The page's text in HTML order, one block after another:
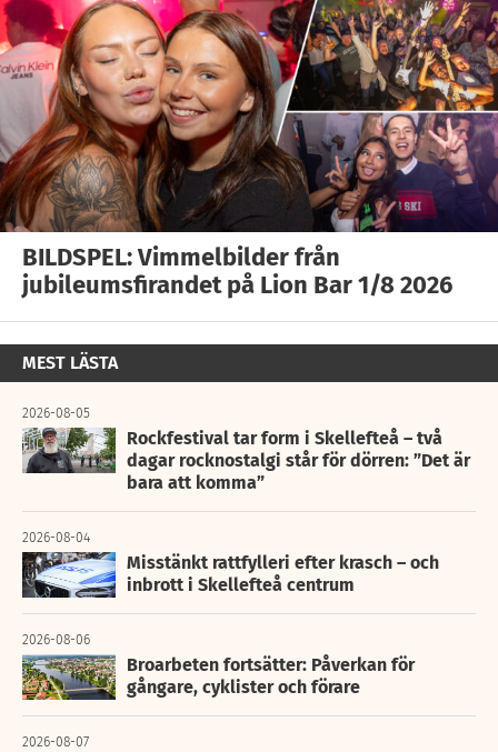
BILDSPEL: Vimmelbilder från
jubileumsfirandet på Lion Bar 1/8 2026
MEST LÄSTA
2026-08-05
Rockfestival tar form i Skellefteå – två
dagar rocknostalgi står för dörren: ”Det är
bara att komma”
2026-08-04
Misstänkt rattfylleri efter krasch – och
inbrott i Skellefteå centrum
2026-08-06
Broarbeten fortsätter: Påverkan för
gångare, cyklister och förare
2026-08-07